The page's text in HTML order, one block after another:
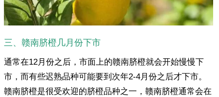
三、赣南脐橙几月份下市
通常在12月份之后，市面上的赣南脐橙就会开始慢慢下
市，而有些迟熟品种可能要到次年2-4月份之后才下市。
赣南脐橙是很受欢迎的脐橙品种之一，赣南脐橙通常会在